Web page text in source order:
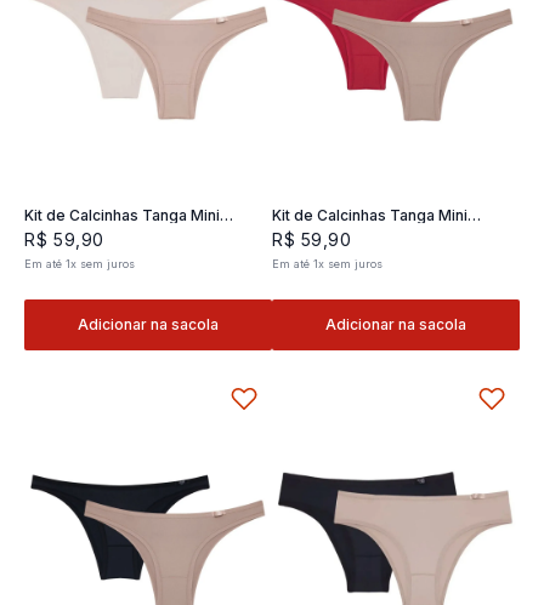
Kit de Calcinhas Tanga Mini
Classic 02- 2 und
R$ 59 90
Em até1x sem juros
Adicionar na sacola
Kit de Calcinhas Tanga Mini
Classic 02- 2 und
R$ 59 ,90
Em até 1x sem juros
Adicionar na sacola